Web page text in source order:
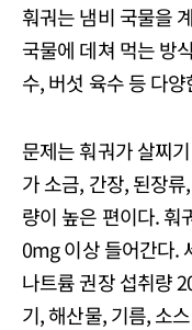
훠궈는 냄비 국물을
국물에 데쳐 먹는 방
수, 버섯 육수 등 다
문제는 훠궈가 살찌
가 소금, 간장, 된장
량이 높은 편이다. 훠
0mg 이상 들어간다.
나트륨 권장 섭취량
기, 해산물, 기름, 소